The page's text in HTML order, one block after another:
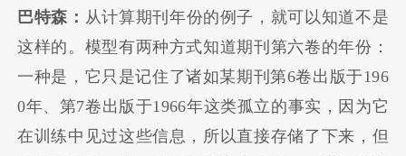
巴特森： 从计算期刊年份的例子，就可以知道不是
这样的。模型有两种方式知道期刊第六卷的年份：
一种是，它只是记住了诸如某期刊第6卷出版于196
0年、第7卷出版于1966年这类孤立的事实，因为它
在训练中见过这些信息，所以直接存储了下来，但